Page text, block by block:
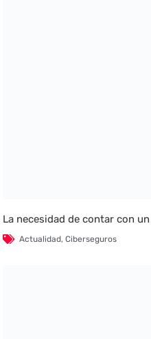
La necesidad de contar con
Actualidad,Ciberseguros